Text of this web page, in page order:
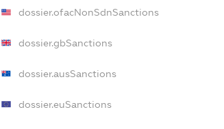
dossier.ofacNonSdnSanctions
dossier.gbSanctions
dossier.ausSanctions
dossier.euSanctions